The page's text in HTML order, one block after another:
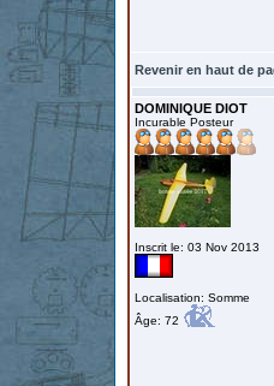
Revenir en haut de
DOMINIQUE DIOT
Incurable Posteur
Inscrit le: 03 Nov 2013
Localisation: Somme
Âge: 72